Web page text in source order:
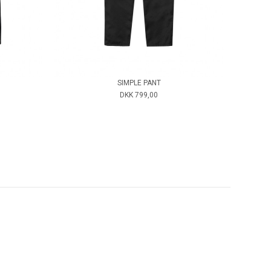
SIMPLE PANT
DKK 799,00